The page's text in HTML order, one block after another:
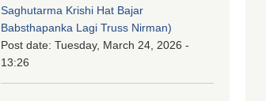
Saghutarma Krishi Hat Bajar
Babsthapanka Lagi Truss Nirman)
Post date: Tuesday, March 24, 2026 -
13:26